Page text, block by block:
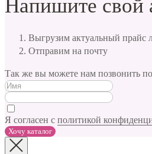
Напишите свой
Выгрузим актуальный прайс
Отправим на почту
Так же вы можете нам позвонить
Я согласен с политикой
Хочу каталог